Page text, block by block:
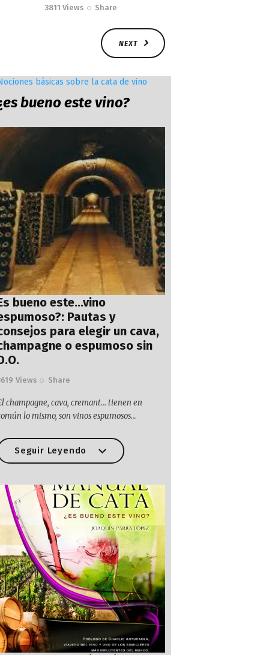
3811 Views Share
NEXT
básicas sobre la cata de vino
bueno este vino?
bueno este…vino
Pautas y
para elegir un cava,
o espumoso sin
Views Share
champagne, cava, cremant... tienen en
lo mismo, son vinos espumosos…
Seguir Leyendo